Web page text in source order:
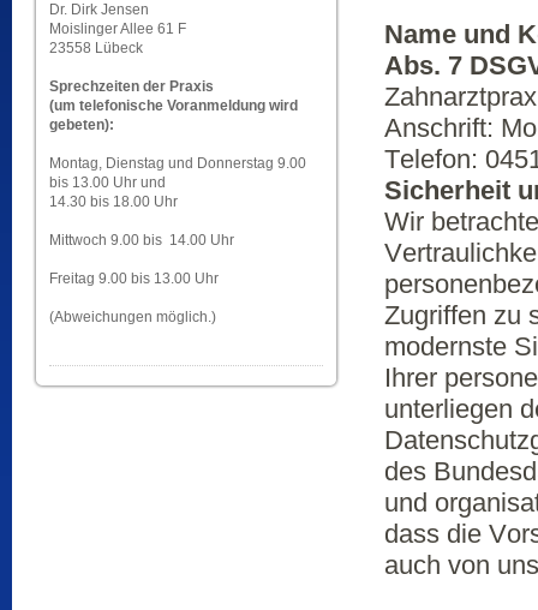
Dr. Dirk Jensen
Moislinger Allee 61 F
23558 Lübeck
Sprechzeiten der Praxis
(um telefonische Voranmeldung wird
gebeten):
Montag, Dienstag und Donnerstag 9.00
bis 13.00 Uhr und
14.30 bis 18.00 Uhr
Mittwoch 9.00 bis 14.00 Uhr
Freitag 9.00 bis 13.00 Uhr
(Abweichungen möglich.)
Name und
Abs. 7
Anschrift:
Telefon:
Sicherheit
Wir
Zugriffen zu
modernste
Ihrer
unterliegen
des
und
dass die
auch von